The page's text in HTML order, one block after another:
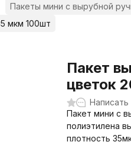
Пакеты мини с вырубной
мкм 100шт
Пакет
цветок
Написать
Пакет мини с
полиэтилена
плотность